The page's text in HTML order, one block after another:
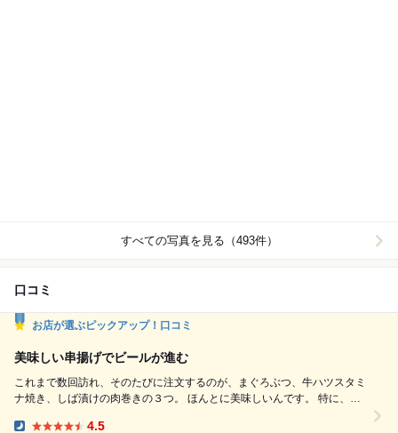
すべての写真を見る（493件）
口コミ
お店が選ぶピックアップ！口コミ
美味しい串揚げでビールが進む
これまで数回訪れ、そのたびに注文するのが、まぐろぶつ、牛ハツスタミ
ナ焼き、しば漬けの肉巻きの３つ。 ほんとに美味しいんです。 特に、し
ほかの串揚げ屋さんではお目にかかったことありません。 飲み物の種類
4.5